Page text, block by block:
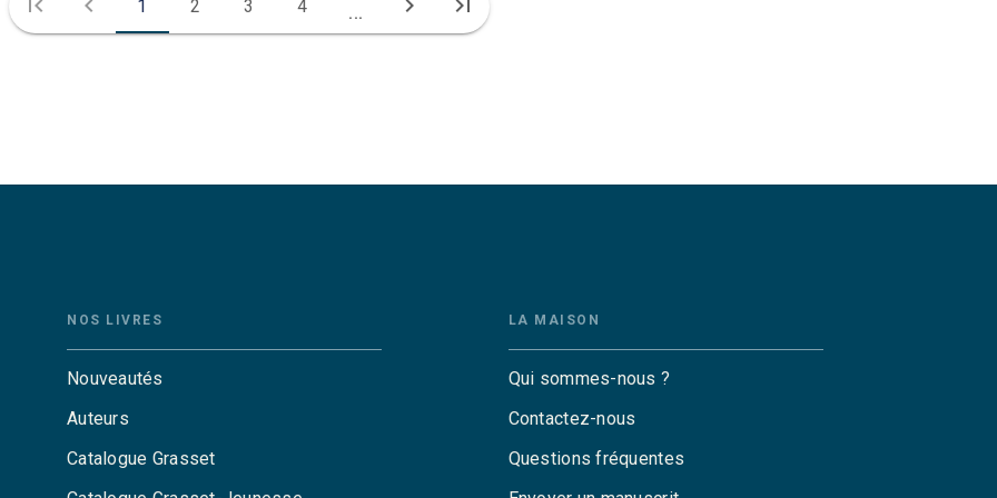
first_page chevron_left 1 2 3 4 ... chevron_right last_page
NOS LIVRES
Nouveautés
Auteurs
Catalogue Grasset
LA MAISON
Qui sommes-nous ?
Contactez-nous
Questions fréquentes